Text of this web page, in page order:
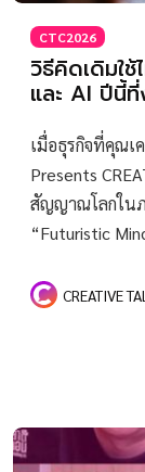
CTC2026
วิธีคิดเดิมใ
และ AI ปีนี้
เมื่อธุรกิจที่คุณเ
Presents
สัญญาณโลกใน
“Futuristic
CREATIVE